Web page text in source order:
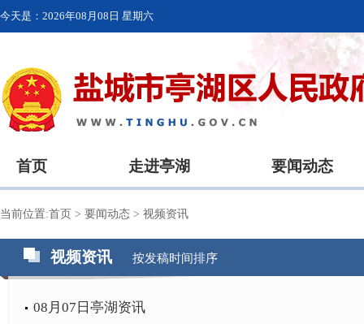
今天是： 2026年08月08日 星期六
首页 走进亭湖 要闻动态
当前位置:首页 > 要闻动态 > 视频资讯
视频资讯 按发稿时间排序
08月07日亭湖资讯